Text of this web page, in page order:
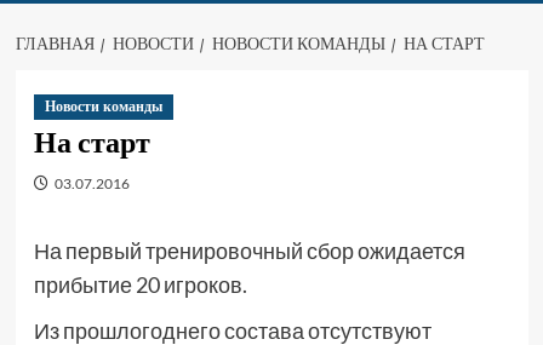
ГЛАВНАЯ НОВОСТИ НОВОСТИ КОМАНДЫ НА СТАРТ
Новости команды
На старт
03.07.2016
На первый тренировочный сбор ожидается
прибытие 20 игроков.
Из прошлогоднего состава отсутствуют